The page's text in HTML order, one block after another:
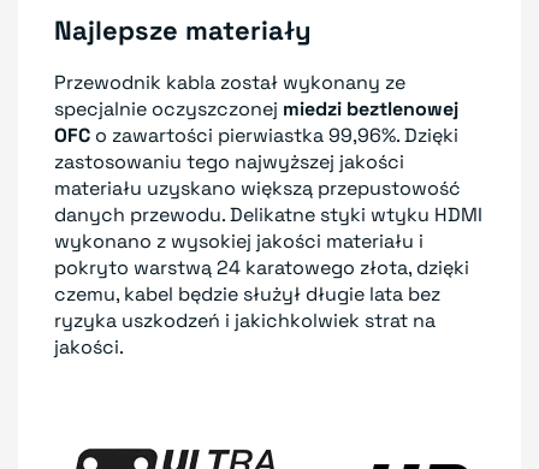
Najlepsze materiały
Przewodnik kabla został wykonany ze
specjalnie oczyszczonej miedzi beztlenowej
OFC o zawartości pierwiastka 99,96%. Dzięki
zastosowaniu tego najwyższej jakości
materiału uzyskano większą przepustowość
danych przewodu. Delikatne styki wtyku HDMI
wykonano z wysokiej jakości materiału i
pokryto warstwą 24 karatowego złota, dzięki
czemu, kabel będzie służył długie lata bez
ryzyka uszkodzeń i jakichkolwiek strat na
jakości.